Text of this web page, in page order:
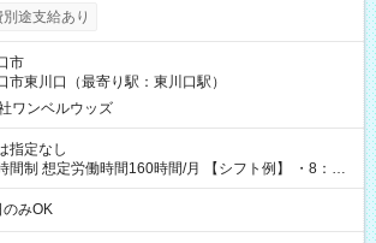
規定あり） ┗働いたその日に現金GET♪ お仕事後はコ
ら 日払い分を引き落とせます！ 【試用期間】試
途支給あり
市
市東川口（最寄り駅：東川口駅）
ワンベルウッズ
指定なし
想定労働時間160時間/月 【シフト例】 ・8：00
みOK